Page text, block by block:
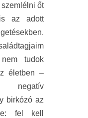
őt
az adott
tudok
életben –
negatív
birkózó az
fel kell